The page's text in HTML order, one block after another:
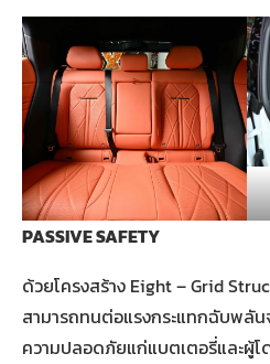
PASSIVE SAFETY
ด้วยโครงสร้าง Eight – Grid
สามารถทนต่อแรงกระแทกฉับพลั
ความปลอดภัยแก่แบตเตอรี่และผู้